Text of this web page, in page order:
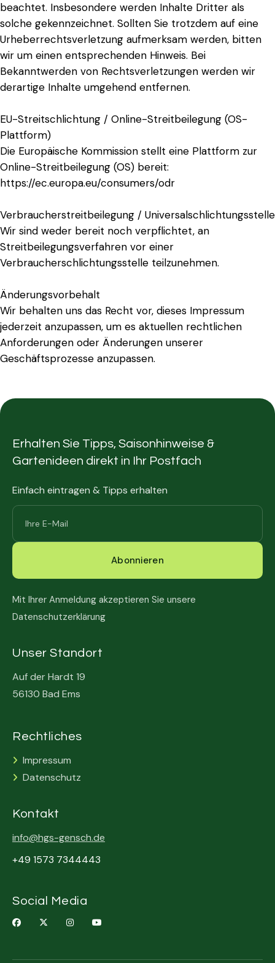
beachtet. Insbesondere werden Inhalte Dritter als
solche gekennzeichnet. Sollten Sie trotzdem auf eine
Urheberrechtsverletzung aufmerksam werden, bitten
wir um einen entsprechenden Hinweis. Bei
Bekanntwerden von Rechtsverletzungen werden wir
derartige Inhalte umgehend entfernen.
EU-Streitschlichtung / Online-Streitbeilegung (OS-
Plattform)
Die Europäische Kommission stellt eine Plattform zur
Online-Streitbeilegung (OS) bereit:
https://ec.europa.eu/consumers/odr
Verbraucherstreitbeilegung / Universalschlichtungsstelle
Wir sind weder bereit noch verpflichtet, an
Streitbeilegungsverfahren vor einer
Verbraucherschlichtungsstelle teilzunehmen.
Änderungsvorbehalt
Wir behalten uns das Recht vor, dieses Impressum
jederzeit anzupassen, um es aktuellen rechtlichen
Anforderungen oder Änderungen unserer
Geschäftsprozesse anzupassen.
Erhalten Sie Tipps, Saisonhinweise &
Gartenideen direkt in Ihr Postfach
Einfach eintragen & Tipps erhalten
Mit Ihrer Anmeldung akzeptieren Sie unsere
Datenschutzerklärung
Unser Standort
Auf der Hardt 19
56130 Bad Ems
Rechtliches
 Impressum
 Datenschutz
Kontakt
info@hgs-gensch.de
+49 1573 7344443
Social Media
   